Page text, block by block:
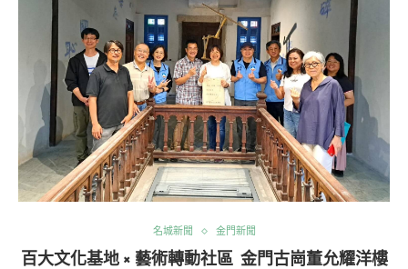
名城新聞 金門新聞
百大文化基地 × 藝術轉動社區 金門古崗董允耀洋樓